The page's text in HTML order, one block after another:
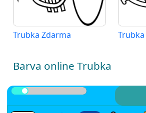
Trubka Zdarma
Barva online Trubka